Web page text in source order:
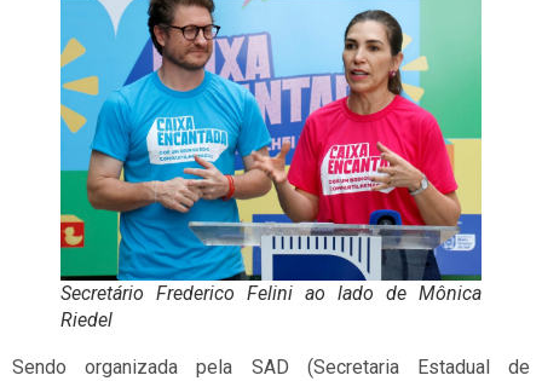
Secretário Frederico Felini ao lado de Mônica
Riedel
Sendo organizada pela SAD (Secretaria Estadual de